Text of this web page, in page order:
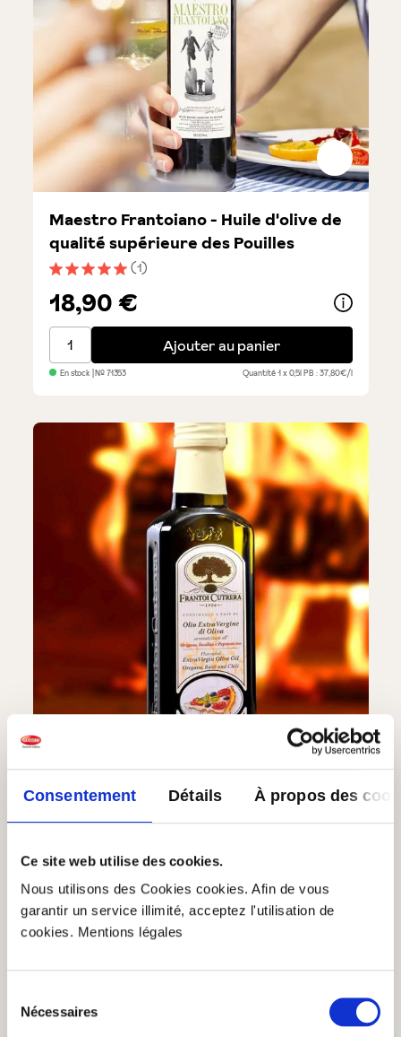
Consentement Détails À propos des
Ce site web utilise des cookies.
Nous utilisons des Cookies cookies. Afin de vous
garantir un service illimité, acceptez l'utilisation de
cookies. Mentions légales
Nécessaires
Note moyenne de 5 sur 5 étoiles
(1)
Maestro Frantoiano - Huile d'olive de
qualité supérieure des Pouilles
18,90 €
Maestro Frantoiano - Huile d'olive de qualité
Ajouter au panier
En stock | №71353 Quantité1 x 0,5lPB : 37,80€/l
Note moyenne de 5 sur 5 étoiles
(5)
Huile aromatisée pour pizza et pâtes
12,90 €
Huile aromatisée pour pizza et pâtes
Ajouter au panier